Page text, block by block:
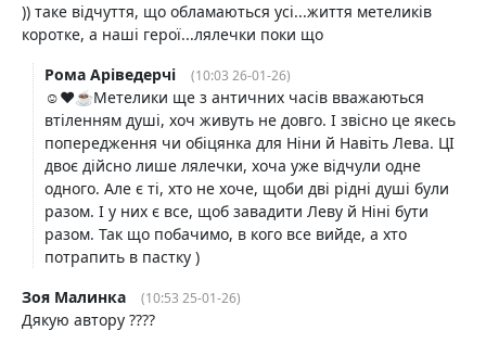
)) таке відчуття, що обламаються усі...життя метеликів
коротке, а наші герої...лялечки поки що
Рома Аріведерчі
(10:03 26-01-26)
☺️❤️☕️Метелики ще з античних часів вважаються
втіленням душі, хоч живуть не довго. І звісно це якесь
попередження чи обіцянка для Ніни й Навіть Лева. ЦІ
двоє дійсно лише лялечки, хоча уже відчули одне
одного. Але є ті, хто не хоче, щоби дві рідні душі були
разом. І у них є все, щоб завадити Леву й Ніні бути
разом. Так що побачимо, в кого все вийде, а хто
потрапить в пастку )
Зоя Малинка
(10:53 25-01-26)
Дякую автору ????